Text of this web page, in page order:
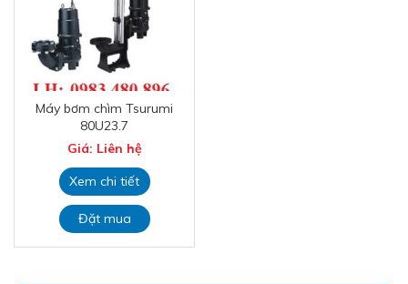
Máy bơm chìm Tsurumi
80U23.7
Giá: Liên hệ
Xem chi tiết
Đặt mua